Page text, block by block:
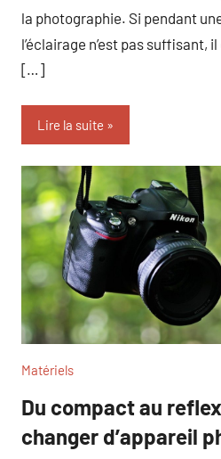
la photographie. Si pendant
l’éclairage n’est pas suffisant,
[…]
Lire la suite
Matériels
Du compact au
changer d’appareil